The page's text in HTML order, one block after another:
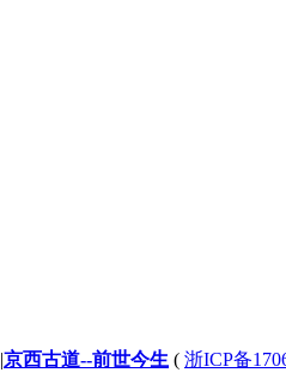
|京西古道--前世今生 ( 浙ICP备